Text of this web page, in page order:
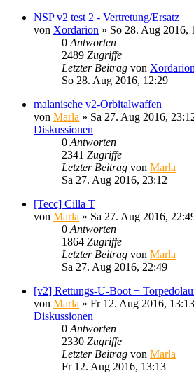
NSP v2 test 2 - Vertretung/Ersatz
von Xordarion » So 28. Aug 2016,
0 Antworten
2489 Zugriffe
Letzter Beitrag von Xordarion
So 28. Aug 2016, 12:29
malanische v2-Orbitalwaffen
von Marla » Sa 27. Aug 2016,
Diskussionen
0 Antworten
2341 Zugriffe
Letzter Beitrag von Marla
Sa 27. Aug 2016, 23:12
[Tecc] Cilla T
von Marla » Sa 27. Aug 2016,
0 Antworten
1864 Zugriffe
Letzter Beitrag von Marla
Sa 27. Aug 2016, 22:49
[v2] Rettungs-U-Boot +
von Marla » Fr 12. Aug 2016, 13:13
Diskussionen
0 Antworten
2330 Zugriffe
Letzter Beitrag von Marla
Fr 12. Aug 2016, 13:13